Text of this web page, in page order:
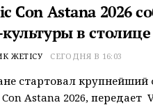
Con Astana 2026
в столице
ЖЕТІСУ СЕГОДНЯ В 16:03
стартовал крупнейший
Astana 2026, передает